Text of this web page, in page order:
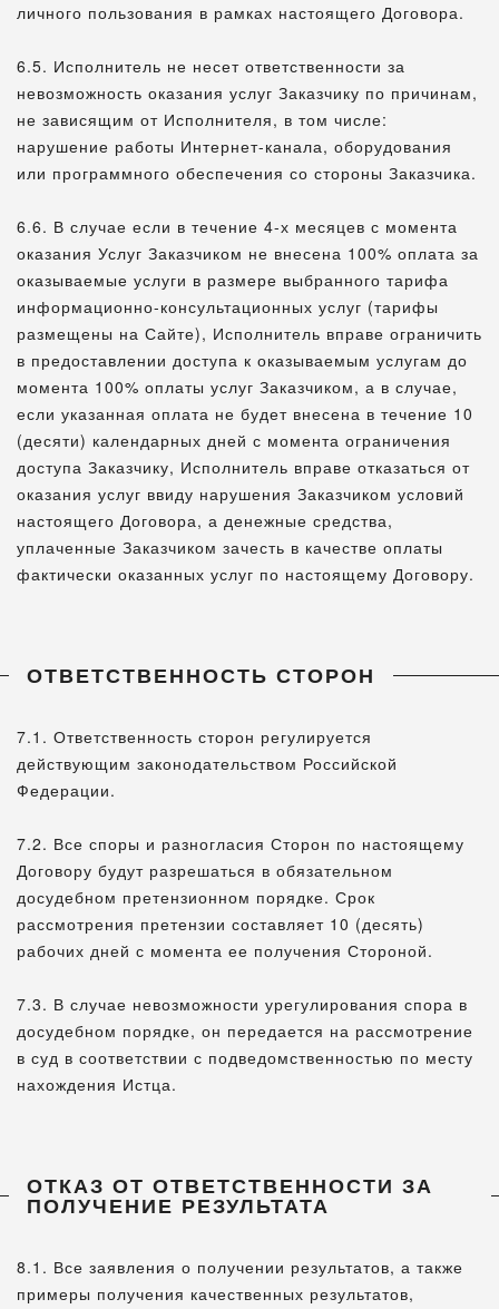
личного пользования в рамках настоящего Договора.
6.5. Исполнитель не несет ответственности за
невозможность оказания услуг Заказчику по причинам,
не зависящим от Исполнителя, в том числе:
нарушение работы Интернет-канала, оборудования
или программного обеспечения со стороны Заказчика.
6.6. В случае если в течение 4-х месяцев с момента
оказания Услуг Заказчиком не внесена 100% оплата за
оказываемые услуги в размере выбранного тарифа
информационно-консультационных услуг (тарифы
размещены на Сайте), Исполнитель вправе ограничить
в предоставлении доступа к оказываемым услугам до
момента 100% оплаты услуг Заказчиком, а в случае,
если указанная оплата не будет внесена в течение 10
(десяти) календарных дней с момента ограничения
доступа Заказчику, Исполнитель вправе отказаться от
оказания услуг ввиду нарушения Заказчиком условий
настоящего Договора, а денежные средства,
уплаченные Заказчиком зачесть в качестве оплаты
фактически оказанных услуг по настоящему Договору.
ОТВЕТСТВЕННОСТЬ СТОРОН
7.1. Ответственность сторон регулируется
действующим законодательством Российской
Федерации.
7.2. Все споры и разногласия Сторон по настоящему
Договору будут разрешаться в обязательном
досудебном претензионном порядке. Срок
рассмотрения претензии составляет 10 (десять)
рабочих дней с момента ее получения Стороной.
7.3. В случае невозможности урегулирования спора в
досудебном порядке, он передается на рассмотрение
в суд в соответствии с подведомственностью по месту
нахождения Истца.
ОТКАЗ ОТ ОТВЕТСТВЕННОСТИ ЗА
ПОЛУЧЕНИЕ РЕЗУЛЬТАТА
8.1. Все заявления о получении результатов, а также
примеры получения качественных результатов,